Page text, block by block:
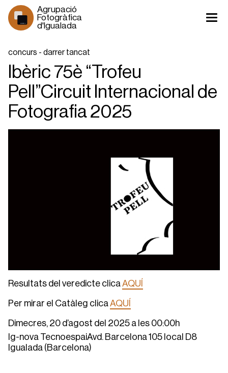
Agrupació
Fotogràfica
d'Igualada
1930 >
concurs - darrer tancat
Ibèric 75è “Trofeu
Pell”Circuit Internacional de
Fotografia 2025
Resultats del veredicte clicaAQUÍ
Per mirar el Catàleg clicaAQUÍ
Dimecres, 20 d’agost del 2025 a les 00:00h
Ig-nova TecnoespaiAvd. Barcelona 105 local D8
Igualada (Barcelona)